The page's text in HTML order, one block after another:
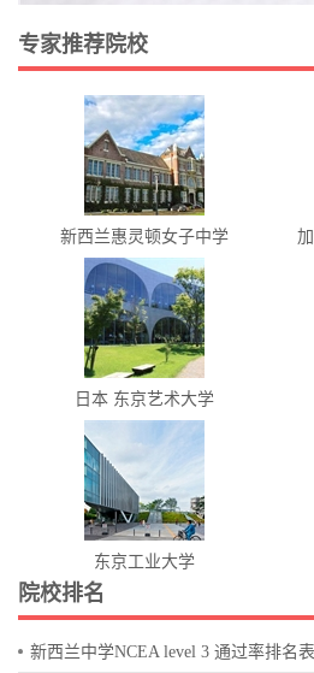
专家推荐院校
新西兰惠灵顿女子中学
日本 东京艺术大学
东京工业大学
院校排名
新西兰中学NCEA level 3 通过率排名表